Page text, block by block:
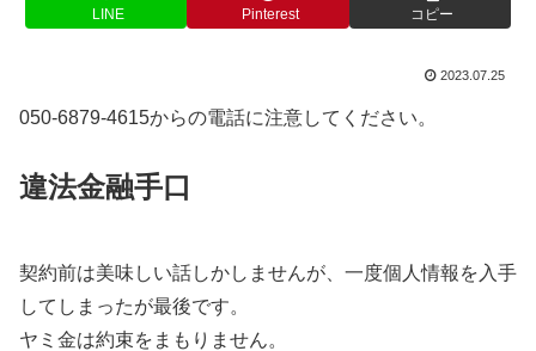
LINE Pinterest コピー
2023.07.25
050-6879-4615からの電話に注意してください。
違法金融手口
契約前は美味しい話しかしませんが、一度個人情報を入手
してしまったが最後です。
ヤミ金は約束をまもりません。